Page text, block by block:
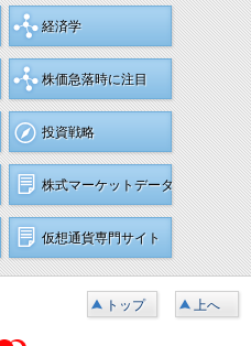
経済学
株価急落時に注目
投資戦略
株式マーケットデータ
仮想通貨専門サイト
トップ 上へ